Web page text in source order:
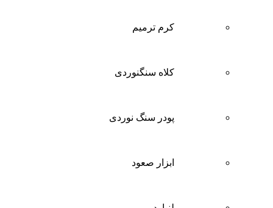
کرم ترمیم
کلاه سنگنوردی
پودر سنگ نوردی
ابزار صعود